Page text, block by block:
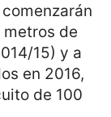
metros de
15) y a
en 2016,
de 100